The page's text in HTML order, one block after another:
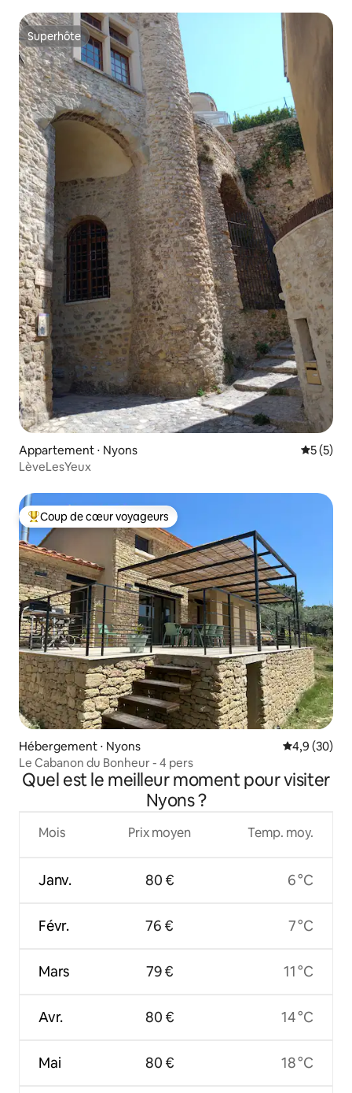
Superhôte
Superhôte
Appartement ⋅ Nyons
5 (5)
LèveLesYeux
Coups de cœur voyageurs les plus appréciés
Coup de cœur voyageurs
Hébergement ⋅ Nyons Évaluation
4,9 (30)
Le Cabanon du Bonheur - 4 pers
Quel est le meilleur moment pour visiter
Nyons ?
Mois
Janv.
Févr.
Mars
Avr.
Mai
Prix moyen
80 €
76 €
79 €
80 €
80 €
Temp. moy.
6 °C
7 °C
11 °C
14 °C
18 °C